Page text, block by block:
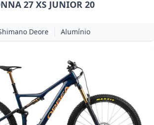
27 XS JUNIOR 20
Deore Alumínio